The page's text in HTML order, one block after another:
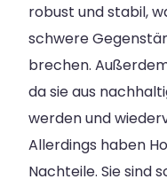
robust und stabil,
schwere
brechen.
da sie aus
werden und
Allerdings haben
Nachteile. Sie sind